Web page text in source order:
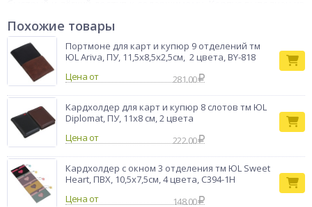
карты от повреждений и износа. Компактный размер 9,5×6,3
см позволяет без труда носить кардхолдер в кармане или
небольшой сумке, делая его отличным выбором для
повседневного использования.
Бренд ЮL
Похожие товары
Портмоне для карт и купюр 9 отделений тм
ЮL Ariva, ПУ, 11,5x8,5x2,5см, 2 цвета, BY-818
Цена от
281.00
Кардхолдер для карт и купюр 8 слотов тм ЮL
Diplomat, ПУ, 11х8 см, 2 цвета
Цена от
222.00
Кардхолдер с окном 3 отделения тм ЮL Sweet
Heart, ПВХ, 10,5х7,5см, 4 цвета, С394-1Н
Цена от
148.00